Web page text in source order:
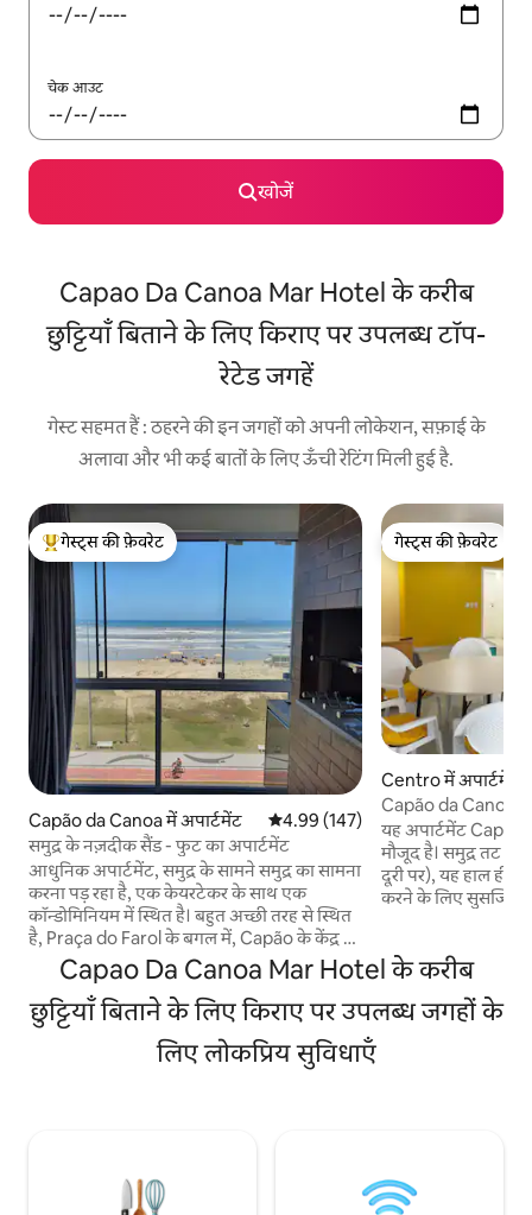
चेक आउट
खोजें
Capao Da Canoa Mar Hotel के करीब
छुट्टियाँ बिताने के लिए किराए पर उपलब्ध टॉप-
रेटेड जगहें
गेस्ट सहमत हैं : ठहरने की इन जगहों को अपनी लोकेशन, सफ़ाई के
अलावा और भी कई बातों के लिए ऊँची रेटिंग मिली हुई है.
गेस्ट्स का टॉप फ़ेवरेट
गेस्ट्स की फ़ेवरेट
Capão da Canoa में अपार्टमेंट औसत रेटिंग 5 में से 4.99, 147 समीक्षाएँ
4.99 (147)
समुद्र के नज़दीक सैंड - फुट का अपार्टमेंट
आधुनिक अपार्टमेंट, समुद्र के सामने समुद्र का सामना
करना पड़ रहा है, एक केयरटेकर के साथ एक
कॉन्डोमिनियम में स्थित है। बहुत अच्छी तरह से स्थित
है, Praça do Farol के बगल में, Capão के केंद्र में
सभी सुविधाओं के साथ। आस - पास दो छोटी - छोटी
जगहें हैं। इसमें एक कार की जगह है, पार्किंग बंद है।
इंडक्शन कुकटॉप, रेफ्रिजरेटर/फ्रीजर, माइक्रोवेव,
कॉफी मेकर और रसोई की मूल बातें के साथ बहुत
व्यावहारिक रसोई। बेड - कोच, टीवी और वाई - फाई
इंटरनेट के साथ लिविंग रूम। एक डबल बेड और एक
गेस्ट्स की फ़ेवरेट
गेस्ट्स की फ़ेवरेट
Centro में अपार्टमेंट
Capão da Canoa
3min
यह अपार्टमेंट Capão
मौजूद है। समुद्र तट से
दूरी पर), यह हाल ही में
करने के लिए सुसज्जित
पूरे परिवार के लिए
छोड़ सकते हैं, क्योंकि
Capao Da Canoa Mar Hotel के करीब
छुट्टियाँ बिताने के लिए किराए पर उपलब्ध जगहों के
लिए लोकप्रिय सुविधाएँ